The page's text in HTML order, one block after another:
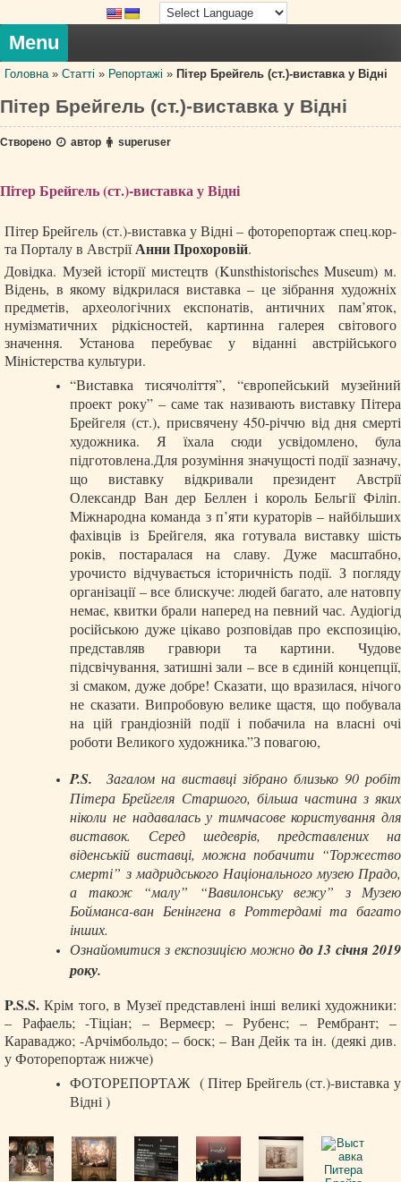
content
Menu
Головна»Статті » Репортажі » Пітер Брейгель (ст.)-виставка у Відні
Пітер Брейгель (ст.)-виставка у Відні
Створено автор superuser
Пітер Брейгель (ст.)-виставка у Відні
Пітер Брейгель (ст.)-виставка у Відні – фоторепортаж спец.кор-
та Порталу в АвстріїАнни Прохоровій.
Довідка. Музей історії мистецтв (Kunsthistorisches Museum) м.
Відень, в якому відкрилася виставка – це зібрання художніх
предметів, археологічних експонатів, античних пам’яток,
нумізматичних рідкісностей, картинна галерея світового
значення. Установа перебуває у віданні австрійського
Міністерства культури.
“Виставка тисячоліття”, “європейський музейний
проект року” – саме так називають виставку Пітера
Брейгеля (ст.), присвячену 450-річчю від дня смерті
художника. Я їхала сюди усвідомлено, була
підготовлена.Для розуміння значущості події зазначу,
що виставку відкривали президент Австрії
Олександр Ван дер Беллен і король Бельгії Філіп.
Міжнародна команда з п’яти кураторів – найбільших
фахівців із Брейгеля, яка готувала виставку шість
років, постаралася на славу. Дуже масштабно,
урочисто відчувається історичність події. З погляду
організації – все блискуче: людей багато, але натовпу
немає, квитки брали наперед на певний час. Аудіогід
російською дуже цікаво розповідав про експозицію,
представляв гравюри та картини. Чудове
підсвічування, затишні зали – все в єдиній концепції,
зі смаком, дуже добре! Сказати, що вразилася, нічого
не сказати. Випробовую велике щастя, що побувала
на цій грандіозній події і побачила на власні очі
роботи Великого художника.”З повагою,
P.S. Загалом на виставці зібрано близько 90 робіт
Пітера Брейгеля Старшого, більша частина з яких
ніколи не надавалась у тимчасове користування для
виставок. Серед шедеврів, представлених на
віденській виставці, можна побачити “Торжество
смерті” з мадридського Національного музею Прадо,
а також “малу” “Вавилонську вежу” з Музею
Бойманса-ван Бенінгена в Роттердамі та багато
інших.
Ознайомитися з експозицією можнодо 13 січня 2019
року.
P.S.S. Крім того, в Музеї представлені інші великі художники:
– Рафаель; -Тіціан; – Вермеєр; – Рубенс; – Рембрант; –
Караваджо; -Арчімбольдо; – боск; – Ван Дейк та ін. (деякі див.
у Фоторепортаж нижче)
ФОТОРЕПОРТАЖ ( Пітер Брейгель (ст.)-виставка у
Відні )